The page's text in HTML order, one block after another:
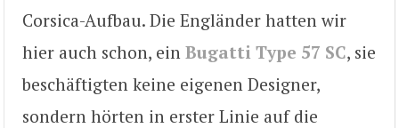
Corsica-Aufbau. Die Engländer hatten wir
hier auch schon, ein Bugatti Type 57 SC, sie
beschäftigten keine eigenen Designer,
sondern hörten in erster Linie auf die